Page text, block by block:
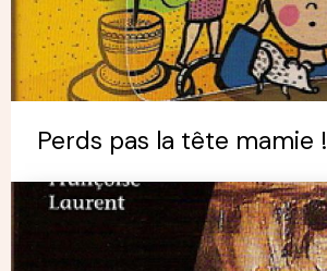
Perds pas la tête mamie !